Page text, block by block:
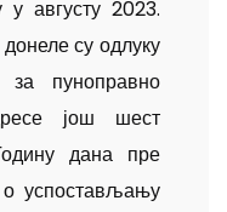
у августу 2023.
су одлуку
пуноправно
још шест
дана пре
о успостављању